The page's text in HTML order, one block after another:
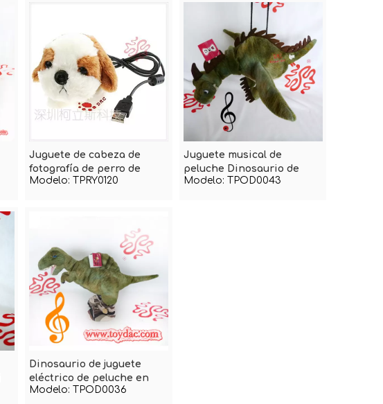
Juguete de cabeza de
fotografía de perro de
peluche
Modelo: TPRY0120
Juguete musical de
peluche Dinosaurio de
juguete
Modelo: TPOD0043
Dinosaurio de juguete
eléctrico de peluche en
movimiento
Modelo: TPOD0036